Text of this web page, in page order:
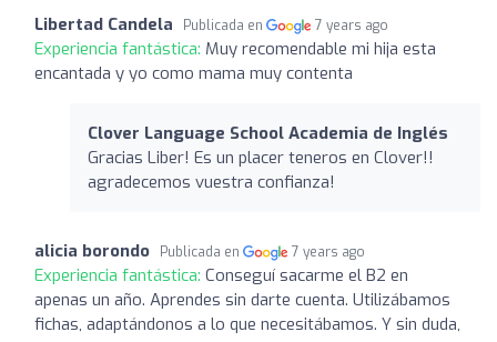
Libertad Candela Publicada en 7 years ago
Experiencia fantástica: Muy recomendable mi hija esta
encantada y yo como mama muy contenta
Clover Language School Academia de Inglés
Gracias Liber! Es un placer teneros en Clover!!
agradecemos vuestra confianza!
alicia borondo Publicada en 7 years ago
Experiencia fantástica: Conseguí sacarme el B2 en
apenas un año. Aprendes sin darte cuenta. Utilizábamos
fichas, adaptándonos a lo que necesitábamos. Y sin duda,